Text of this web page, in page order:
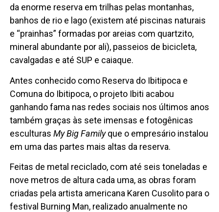
da enorme reserva em trilhas pelas montanhas,
banhos de rio e lago (existem até piscinas naturais
e “prainhas” formadas por areias com quartzito,
mineral abundante por ali), passeios de bicicleta,
cavalgadas e até SUP e caiaque.
Antes conhecido como Reserva do Ibitipoca e
Comuna do Ibitipoca, o projeto Ibiti acabou
ganhando fama nas redes sociais nos últimos anos
também graças às sete imensas e fotogênicas
esculturas My Big Familyque o empresário instalou
em uma das partes mais altas da reserva.
Feitas de metal reciclado, com até seis toneladas e
nove metros de altura cada uma, as obras foram
criadas pela artista americana Karen Cusolito para o
festival Burning Man, realizado anualmente no